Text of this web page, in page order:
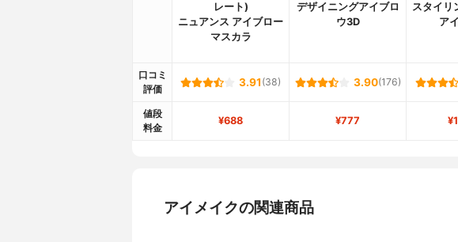
レート)
ニュアンス アイブロー
マスカラ
デザイニングアイブロ
ウ3D
スタイリ
ア
口コミ
評価
3.91 (38) 3.90(176)
値段
料金
¥688 ¥777
アイメイクの関連商品